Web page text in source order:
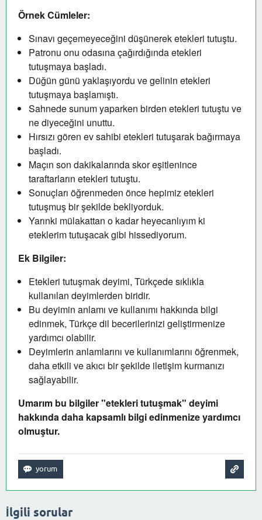
Örnek Cümleler:
Sınavı geçemeyeceğini düşünerek etekleri tutuştu.
Patronu onu odasına çağırdığında etekleri
tutuşmaya başladı.
Düğün günü yaklaşıyordu ve gelinin etekleri
tutuşmaya başlamıştı.
Sahnede sunum yaparken birden etekleri tutuştu ve
ne diyeceğini unuttu.
Hırsızı gören ev sahibi etekleri tutuşarak bağırmaya
başladı.
Maçın son dakikalarında skor eşitlenince
taraftarların etekleri tutuştu.
Sonuçları öğrenmeden önce hepimiz etekleri
tutuşmuş bir şekilde bekliyorduk.
Yarınki mülakattan o kadar heyecanlıyım ki
eteklerim tutuşacak gibi hissediyorum.
Ek Bilgiler:
Etekleri tutuşmak deyimi, Türkçede sıklıkla
kullanılan deyimlerden biridir.
Bu deyimin anlamı ve kullanımı hakkında bilgi
edinmek, Türkçe dil becerilerinizi geliştirmenize
yardımcı olabilir.
Deyimlerin anlamlarını ve kullanımlarını öğrenmek,
daha etkili ve akıcı bir şekilde iletişim kurmanızı
sağlayabilir.
Umarım bu bilgiler "etekleri tutuşmak" deyimi
hakkında daha kapsamlı bilgi edinmenize yardımcı
olmuştur.
İlgili sorular